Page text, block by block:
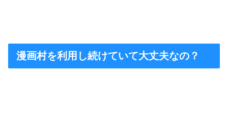
漫画村を利用し続けていて大丈夫なの？